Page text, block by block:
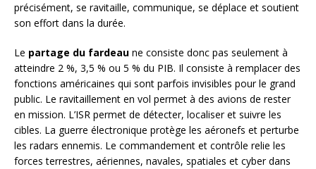
précisément, se ravitaille, communique, se déplace et soutient
son effort dans la durée.
Le partage du fardeau ne consiste donc pas seulement à
atteindre 2 %, 3,5 % ou 5 % du PIB. Il consiste à remplacer des
fonctions américaines qui sont parfois invisibles pour le grand
public. Le ravitaillement en vol permet à des avions de rester
en mission. L’ISR permet de détecter, localiser et suivre les
cibles. La guerre électronique protège les aéronefs et perturbe
les radars ennemis. Le commandement et contrôle relie les
forces terrestres, aériennes, navales, spatiales et cyber dans